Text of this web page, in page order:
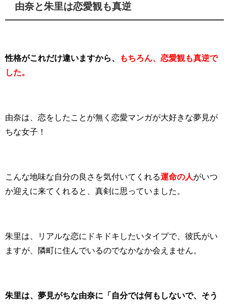
由奈と朱里は恋愛観も真逆
性格がこれだけ違いますから、
もちろん、恋愛観も真逆で
した。
由奈は、恋をしたことが無く恋愛マンガが大好きな夢見が
ちな女子！
こんな地味な自分の良さを気付いてくれる運命の人 がいつ
か迎えに来てくれると、真剣に思っていました。
朱里は、リアルな恋にドキドキしたいタイプで、彼氏がい
ますが、隣町に住んでいるのでなかなか会えません。
朱里は、夢見がちな由奈に「自分では何もしないで、そう